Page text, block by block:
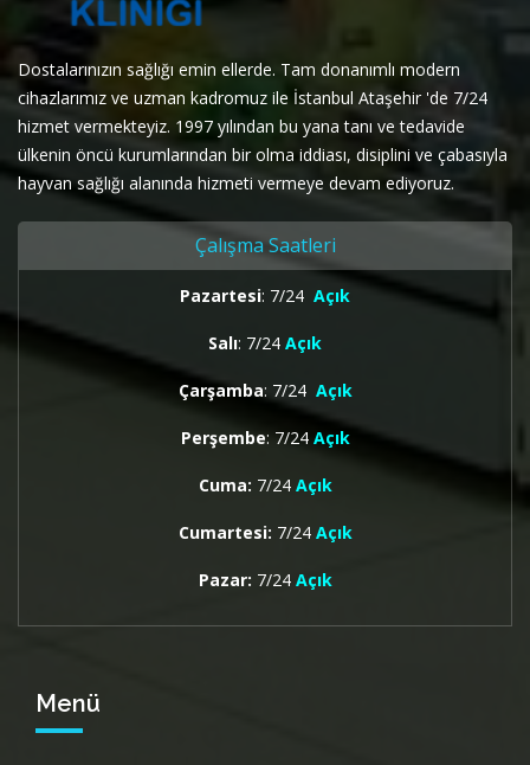
Dostalarınızın sağlığı emin ellerde. Tam donanımlı modern
cihazlarımız ve uzman kadromuz ile İstanbul Ataşehir 'de 7/24
hizmet vermekteyiz. 1997 yılından bu yana tanı ve tedavide
ülkenin öncü kurumlarından bir olma iddiası, disiplini ve çabasıyla
hayvan sağlığı alanında hizmeti vermeye devam ediyoruz.
Çalışma Saatleri
Pazartesi: 7/24 Açık
Salı: 7/24 Açık
Çarşamba: 7/24 Açık
Perşembe: 7/24 Açık
Cuma: 7/24 Açık
Cumartesi: 7/24 Açık
Pazar: 7/24 Açık
Menü